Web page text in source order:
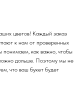
цветов! Каждый заказ
к нам от проверенных
понимаем, как важно, чтобы
дольше. Поэтому мы не
что ваш букет будет